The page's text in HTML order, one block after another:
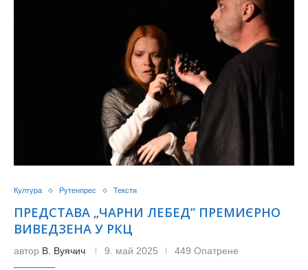
Култура Рутенпрес Тексти
ПРЕДСТАВА „ЧАРНИ ЛЕБЕД” ПРЕМИЄРНО
ВИВЕДЗЕНА У РКЦ
автор В. Вуячич 9. май 2025 449 Опатрене